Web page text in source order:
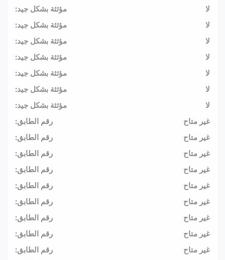
مؤثثة بشكل جيد:
لا
مؤثثة بشكل جيد:
لا
مؤثثة بشكل جيد:
لا
مؤثثة بشكل جيد:
لا
مؤثثة بشكل جيد:
لا
مؤثثة بشكل جيد:
لا
مؤثثة بشكل جيد:
لا
رقم الطابق:
غير متاح
رقم الطابق:
غير متاح
رقم الطابق:
غير متاح
رقم الطابق:
غير متاح
رقم الطابق:
غير متاح
رقم الطابق:
غير متاح
رقم الطابق:
غير متاح
رقم الطابق:
غير متاح
رقم الطابق:
غير متاح